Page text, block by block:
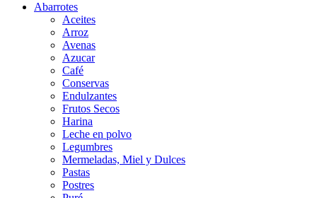
Abarrotes
Aceites
Arroz
Avenas
Azucar
Café
Conservas
Endulzantes
Frutos Secos
Harina
Leche en polvo
Legumbres
Mermeladas, Miel y Dulces
Pastas
Postres